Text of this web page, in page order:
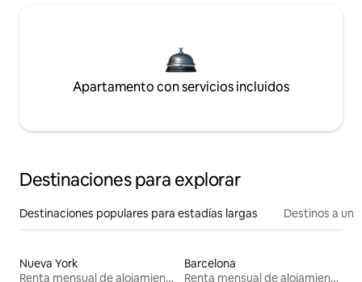
Apartamento con servicios incluidos
Destinaciones para explorar
Destinaciones populares para estadías largas Destinos a un
Nueva York
Renta mensual de alojamientos
Barcelona
Renta mensual de alojamientos